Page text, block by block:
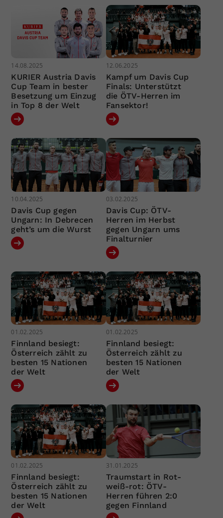
14.08.2025
KURIER Austria Davis
Cup Team in bester
Besetzung um Einzug
in Top 8 der Welt
12.06.2025
Kampf um Davis Cup
Finals: Unterstützt
die ÖTV-Herren im
Fansektor!
10.04.2025
Davis Cup gegen
Ungarn: In Debrecen
geht’s um die Wurst
03.02.2025
Davis Cup: ÖTV-
Herren im Herbst
gegen Ungarn ums
Finalturnier
01.02.2025
Finnland besiegt:
Österreich zählt zu
besten 15 Nationen
der Welt
01.02.2025
Finnland besiegt:
Österreich zählt zu
besten 15 Nationen
der Welt
01.02.2025
Finnland besiegt:
Österreich zählt zu
besten 15 Nationen
der Welt
31.01.2025
Traumstart in Rot-
weiß-rot: ÖTV-
Herren führen 2:0
gegen Finnland